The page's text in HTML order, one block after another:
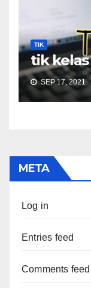
TIK
tik
SEP 17, 2021
META
Log in
Entries feed
Comments feed